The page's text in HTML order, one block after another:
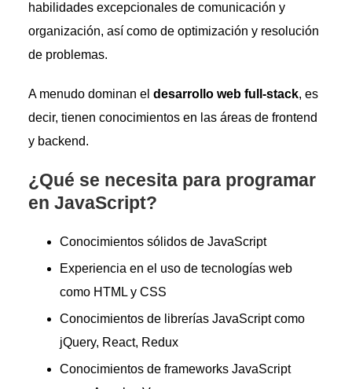
habilidades excepcionales de comunicación y
organización, así como de optimización y resolución
de problemas.
A menudo dominan el desarrollo web full-stack, es
decir, tienen conocimientos en las áreas de frontend
y backend.
¿Qué se necesita para programar
en JavaScript?
Conocimientos sólidos de JavaScript
Experiencia en el uso de tecnologías web
como HTML y CSS
Conocimientos de librerías JavaScript como
jQuery, React, Redux
Conocimientos de frameworks JavaScript